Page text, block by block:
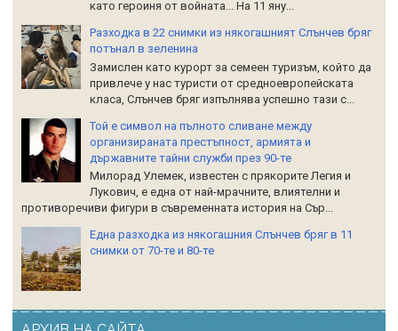
като героиня от войната... На 11 яну...
Разходка в 22 снимки из някогашният Слънчев бряг
потънал в зеленина
Замислен като курорт за семеен туризъм, който да
привлече у нас туристи от средноевропейската
класа, Слънчев бряг изпълнява успешно тази с...
Той е символ на пълното сливане между
организираната престъпност, армията и
държавните тайни служби през 90-те
Милорад Улемек, известен с прякорите Легия и
Лукович, е една от най-мрачните, влиятелни и
противоречиви фигури в съвременната история на Сър...
Една разходка из някогашния Слънчев бряг в 11
снимки от 70-те и 80-те